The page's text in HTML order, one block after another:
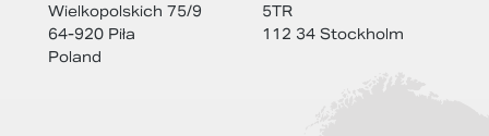
Wielkopolskich 75/9
64-920 Piła
Poland
5TR
112 34 Stockholm